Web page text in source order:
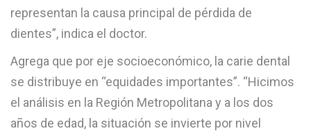
representan la causa principal de pérdida de
dientes”, indica el doctor.
Agrega que por eje socioeconómico, la carie dental
se distribuye en “equidades importantes”. “Hicimos
el análisis en la Región Metropolitana y a los dos
años de edad, la situación se invierte por nivel